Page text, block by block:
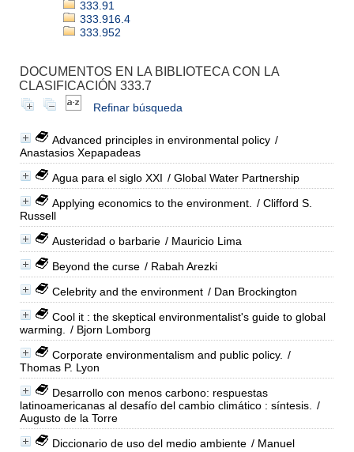
333.91
333.916.4
333.952
DOCUMENTOS EN LA BIBLIOTECA CON LA
CLASIFICACIÓN 333.7
Refinar búsqueda
Advanced principles in environmental policy /
Anastasios Xepapadeas
Agua para el siglo XXI / Global Water Partnership
Applying economics to the environment.
/ Clifford S.
Russell
Austeridad o barbarie / Mauricio Lima
Beyond the curse / Rabah Arezki
Celebrity and the environment / Dan Brockington
Cool it : the skeptical environmentalist's guide to global
warming.
/ Bjorn Lomborg
Corporate environmentalism and public policy. /
Thomas P. Lyon
Desarrollo con menos carbono: respuestas
latinoamericanas al desafío del cambio climático : síntesis.
/
Augusto de la Torre
Diccionario de uso del medio ambiente / Manuel